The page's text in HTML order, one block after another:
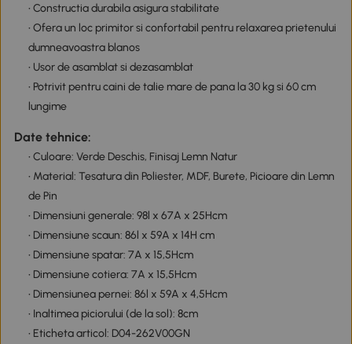
• Constructia durabila asigura stabilitate
• Ofera un loc primitor si confortabil pentru relaxarea prietenului
dumneavoastra blanos
• Usor de asamblat si dezasamblat
• Potrivit pentru caini de talie mare de pana la 30 kg si 60 cm
lungime
Date tehnice:
• Culoare: Verde Deschis, Finisaj Lemn Natur
• Material: Tesatura din Poliester, MDF, Burete, Picioare din Lemn
de Pin
• Dimensiuni generale: 98l x 67A x 25Hcm
• Dimensiune scaun: 86l x 59A x 14H cm
• Dimensiune spatar: 7A x 15,5Hcm
• Dimensiune cotiera: 7A x 15,5Hcm
• Dimensiunea pernei: 86l x 59A x 4,5Hcm
• Inaltimea piciorului (de la sol): 8cm
• Eticheta articol: D04-262V00GN